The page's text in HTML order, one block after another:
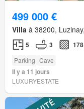
499 000 €
Villa à 38200,
5 3
Parking Cave
Il y a 11 jours
LUXURYESTATE